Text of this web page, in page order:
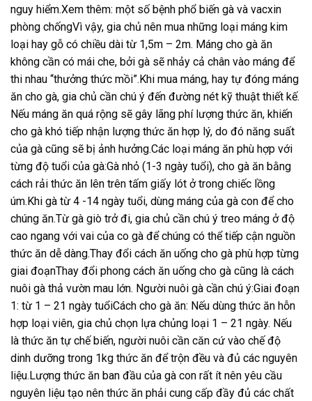
nguy hiểm.Xem thêm: một số bệnh phổ biến gà và vacxin
phòng chốngVì vậy, gia chủ nên mua những loại máng kim
loại hay gỗ có chiều dài từ 1,5m – 2m. Máng cho gà ăn
không cần có mái che, bởi gà sẽ nhảy cả chân vào máng để
thi nhau “thưởng thức mồi”.Khi mua máng, hay tự đóng máng
ăn cho gà, gia chủ cần chú ý đến đường nét kỹ thuật thiết kế.
Nếu máng ăn quá rộng sẽ gây lãng phí lượng thức ăn, khiến
cho gà khó tiếp nhận lượng thức ăn hợp lý, do đó năng suất
của gà cũng sẽ bị ảnh hưởng.Các loại máng ăn phù hợp với
từng độ tuổi của gà:Gà nhỏ (1-3 ngày tuổi), cho gà ăn bằng
cách rải thức ăn lên trên tấm giấy lót ở trong chiếc lồng
úm.Khi gà từ 4 -14 ngày tuổi, dùng máng của gà con để cho
chúng ăn.Từ gà giò trở đi, gia chủ cần chú ý treo máng ở độ
cao ngang với vai của co gà để chúng có thể tiếp cận nguồn
thức ăn dễ dàng.Thay đổi cách ăn uống cho gà phù hợp từng
giai đoạnThay đổi phong cách ăn uống cho gà cũng là cách
nuôi gà thả vườn mau lớn. Người nuôi gà cần chú ý:Giai đoạn
1: từ 1 – 21 ngày tuổiCách cho gà ăn: Nếu dùng thức ăn hỗn
hợp loại viên, gia chủ chọn lựa chủng loại 1 – 21 ngày. Nếu
là thức ăn tự chế biến, người nuôi cần căn cứ vào chế độ
dinh dưỡng trong 1kg thức ăn để trộn đều và đủ các nguyên
liệu.Lượng thức ăn ban đầu của gà con rất ít nên yêu cầu
nguyên liệu tạo nên thức ăn phải cung cấp đầy đủ các chất